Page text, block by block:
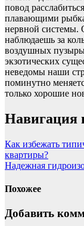
повод
плавающими
нервной системы.
наблюдаешь за
воздушных
экзотических
неведомы наши
поминутно
только хорошие
Навигация
Как избежать
квартиры?
Надежная
Похожее
Добавить